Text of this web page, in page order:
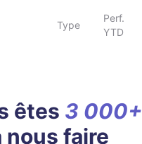
Type
Perf.
YTD
êtes 3 000+
nous faire